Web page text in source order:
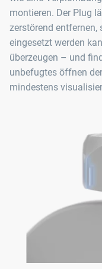
montieren. Der Plug
zerstörend entfernen,
eingesetzt werden
überzeugen – und
unbefugtes öffnen
mindestens